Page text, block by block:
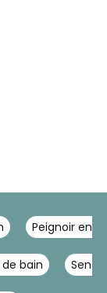
Peignoir
bain